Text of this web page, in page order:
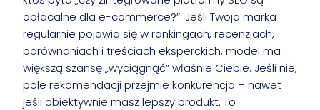
opłacalne dla e-commerce?”. Jeśli Twoja marka
regularnie pojawia się w rankingach, recenzjach,
porównaniach i treściach eksperckich, model ma
większą szansę „wyciągnąć” właśnie Ciebie. Jeśli nie,
pole rekomendacji przejmie konkurencja – nawet
jeśli obiektywnie masz lepszy produkt. To